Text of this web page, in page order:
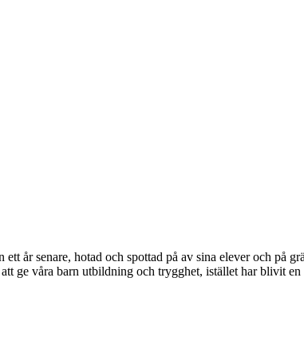
år senare, hotad och spottad på av sina elever och på
ge våra barn utbildning och trygghet, istället har blivit